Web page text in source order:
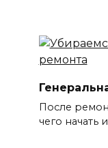
После
чего начать и